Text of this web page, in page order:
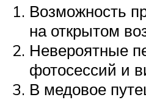
Возможность
на открытом
Невероятные
фотосессий и
В медовое